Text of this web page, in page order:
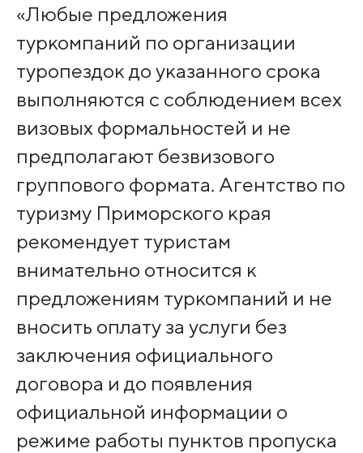
«Любые предложения
туркомпаний по организации
туропездок до указанного срока
выполняются с соблюдением всех
визовых формальностей и не
предполагают безвизового
группового формата. Агентство по
туризму Приморского края
рекомендует туристам
внимательно относится к
предложениям туркомпаний и не
вносить оплату за услуги без
заключения официального
договора и до появления
официальной информации о
режиме работы пунктов пропуска